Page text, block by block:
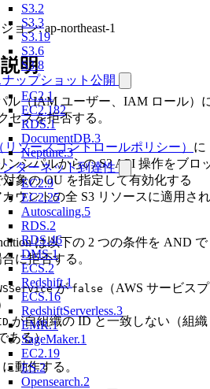
S3.2
S3.3
S3.19
S3.6
S3.8
ナップショット公開
EC2.1
EC2.182
RDS.1
DocumentDB.3
Neptune.3
ンターネット到達性
EC2.9
EC2.25
Autoscaling.5
RDS.2
RDS.46
DMS.1
ECS.2
Redshift.1
ECS.16
RedshiftServerless.3
EMR.1
SageMaker.1
EC2.19
ES.2
Opensearch.2
ョン: ap-northeast-1
明
ル（IAM ユーザー、IAM ロール）
セスを拒否する。
リソースコントロールポリシー） に
ンシパルからの S3 API 操作をブロ
対象の OU を指定して有効化する
ウントの全 S3 リソースに適用され
は以下の 2 つの条件を AND で
に拒否する。
がfalse
（AWS サービスプ
が自組織の ID と一致しない（組織
ある）
動作する。